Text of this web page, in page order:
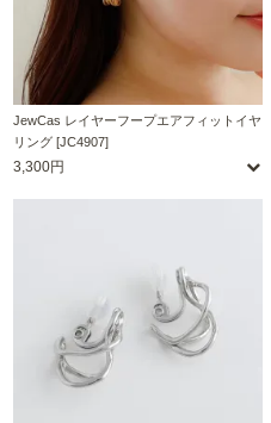
JewCas レイヤーフープエアフィットイヤ
リング [JC4907]
3,300円